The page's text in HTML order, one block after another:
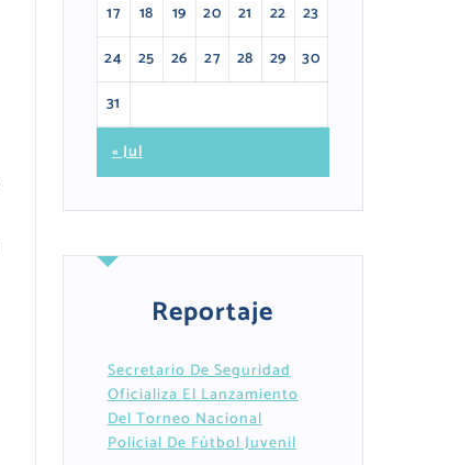
17
18 19 20 21 22
23
24
25 26 27 28 29
30
31
« Jul
Reportaje
Secretario De Seguridad
Oficializa El Lanzamiento
Del Torneo Nacional
Policial De Fútbol Juvenil